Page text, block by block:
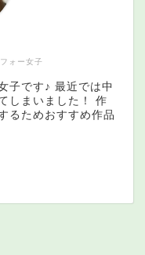
ォー女子
子です♪ 最近では中
しまいました！ 作
るためおすすめ作品